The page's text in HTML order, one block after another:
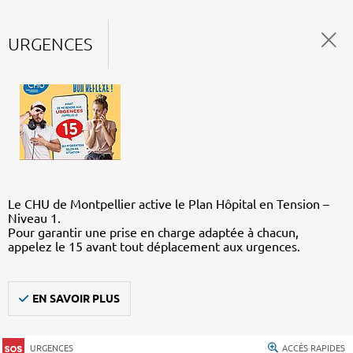
URGENCES
Le CHU de Montpellier active le Plan Hôpital en Tension –
Niveau 1.
Pour garantir une prise en charge adaptée à chacun,
appelez le 15 avant tout déplacement aux urgences.
EN SAVOIR PLUS
URGENCES ACCÈS RAPIDES